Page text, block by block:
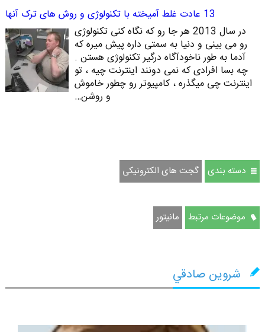
13 عادت غلط آمیخته با تکنولوژی و روش های ترک آنها
در سال 2013 هر جا رو که نگاه کنی تکنولوژی
رو می بینی و دنیا به سمتی داره پیش میره که
آدما به طور ناخودآگاه درگیر تکنولوژی هستن .
چه بسا افرادی که نمی دونند اینترنت چیه ، تو
اینترنت چی میگذره ، کامپیوتر رو چطور خاموش
و روشن…
دسته بندی گجت های الکترونیکی
موضوعات مرتبط مانیتور
شروين صادقي